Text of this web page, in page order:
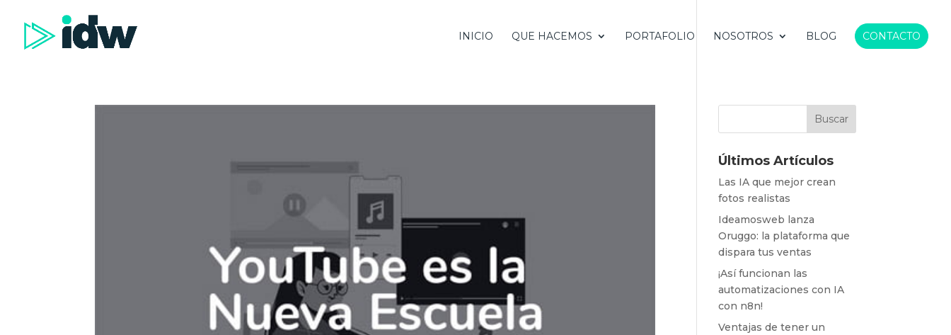
INICIO QUE HACEMOS PORTAFOLIO NOSOTROS BLOG CONTACTO
Últimos Artículos
Las IA que mejor crean
fotos realistas
Ideamosweb lanza
Oruggo: la plataforma que
dispara tus ventas
¡Así funcionan las
automatizaciones con IA
con n8n!
Ventajas de tener un